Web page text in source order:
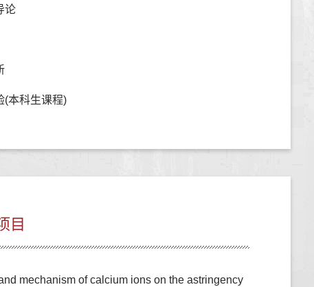
论
(本科生课程)
目
mechanism of calcium ions on the astringency